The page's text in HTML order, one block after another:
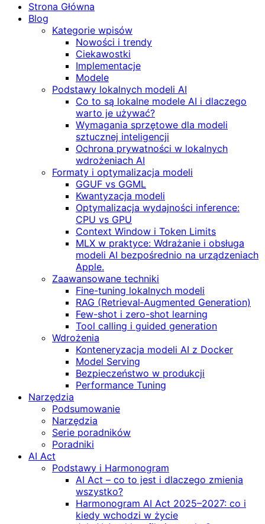
Strona Główna
Blog
Kategorie wpisów
Nowości i trendy
Ciekawostki
Implementacje
Modele
Podstawy lokalnych modeli AI
Co to są lokalne modele AI i dlaczego
warto je używać?
Wymagania sprzętowe dla modeli
sztucznej inteligencji
Ochrona prywatności w lokalnych
wdrożeniach AI
Formaty i optymalizacja modeli
GGUF vs GGML
Kwantyzacja modeli
Optymalizacja wydajności inference:
CPU vs GPU
Context Window i Token Limits
MLX w praktyce: Wdrażanie i obsługa
modeli AI bezpośrednio na urządzeniach
Apple.
Zaawansowane techniki
Fine-tuning lokalnych modeli
RAG (Retrieval‑Augmented Generation)
Few-shot i zero-shot learning
Tool calling i guided generation
Wdrożenia
Konteneryzacja modeli AI z Docker
Model Serving
Bezpieczeństwo w produkcji
Performance Tuning
Narzędzia
Podsumowanie
Narzędzia
Serie poradników
Poradniki
AI Act
Podstawy i Harmonogram
AI Act – co to jest i dlaczego zmienia
wszystko?
Harmonogram AI Act 2025–2027: co i
kiedy wchodzi w życie